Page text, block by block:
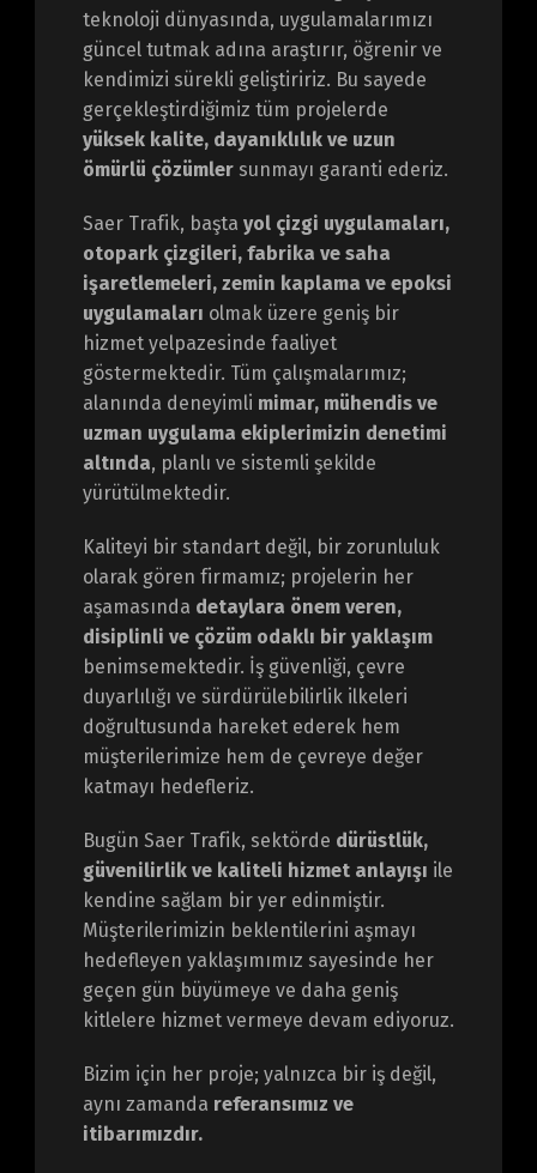
teknoloji dünyasında, uygulamalarımızı
güncel tutmak adına araştırır, öğrenir ve
kendimizi sürekli geliştiririz. Bu sayede
gerçekleştirdiğimiz tüm projelerde
yüksek kalite, dayanıklılık ve uzun
ömürlü çözümlersunmayı garanti ederiz.
Saer Trafik, başta yol çizgi uygulamaları,
otopark çizgileri, fabrika ve saha
işaretlemeleri, zemin kaplama ve epoksi
uygulamaları olmak üzere geniş bir
hizmet yelpazesinde faaliyet
göstermektedir. Tüm çalışmalarımız;
alanında deneyimli mimar, mühendis ve
uzman uygulama ekiplerimizin denetimi
altında, planlı ve sistemli şekilde
yürütülmektedir.
Kaliteyi bir standart değil, bir zorunluluk
olarak gören firmamız; projelerin her
aşamasında detaylara önem veren,
disiplinli ve çözüm odaklı bir yaklaşım
benimsemektedir. İş güvenliği, çevre
duyarlılığı ve sürdürülebilirlik ilkeleri
doğrultusunda hareket ederek hem
müşterilerimize hem de çevreye değer
katmayı hedefleriz.
Bugün Saer Trafik, sektörde dürüstlük,
güvenilirlik ve kaliteli hizmet anlayışı ile
kendine sağlam bir yer edinmiştir.
Müşterilerimizin beklentilerini aşmayı
hedefleyen yaklaşımımız sayesinde her
geçen gün büyümeye ve daha geniş
kitlelere hizmet vermeye devam ediyoruz.
Bizim için her proje; yalnızca bir iş değil,
aynı zamanda referansımız ve
itibarımızdır.